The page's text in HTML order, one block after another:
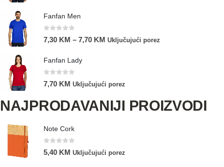
Fanfan Men
7,30 KM – 7,70 KM Uključujući porez
Fanfan Lady
7,70 KM Uključujući porez
NAJPRODAVANIJI PROIZVODI
Note Cork
5,40 KM Uključujući porez